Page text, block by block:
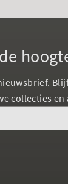
collecties en